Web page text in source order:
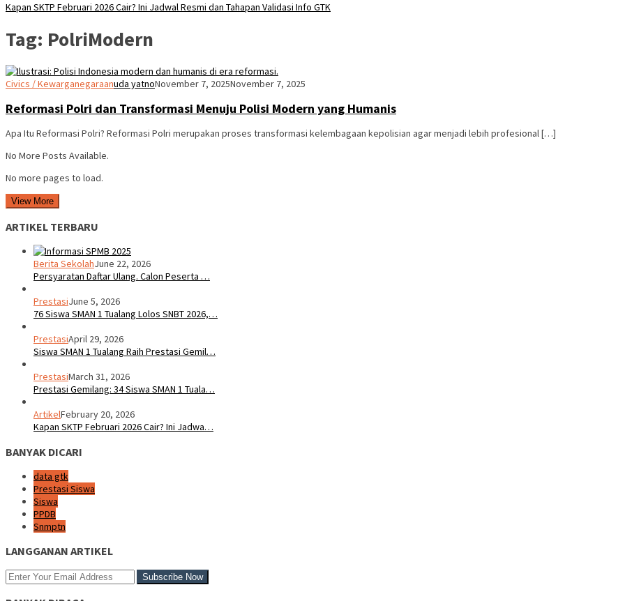
Kapan SKTP Februari 2026 Cair? Ini Jadwal Resmi dan Tahapan Validasi Info GTK
Tag: PolriModern
Civics / Kewarganegaraanuda yatnoNovember 7, 2025November 7, 2025
Reformasi Polri dan Transformasi Menuju Polisi Modern yang Humanis
Apa Itu Reformasi Polri? Reformasi Polri merupakan proses transformasi kelembagaan kepolisian agar menjadi lebih profesional […]
No More Posts Available.
No more pages to load.
View More
ARTIKEL TERBARU
Berita SekolahJune 22, 2026
Persyaratan Daftar Ulang. Calon Peserta …
PrestasiJune 5, 2026
76 Siswa SMAN 1 Tualang Lolos SNBT 2026,…
PrestasiApril 29, 2026
Siswa SMAN 1 Tualang Raih Prestasi Gemil…
PrestasiMarch 31, 2026
Prestasi Gemilang: 34 Siswa SMAN 1 Tuala…
ArtikelFebruary 20, 2026
Kapan SKTP Februari 2026 Cair? Ini Jadwa…
BANYAK DICARI
data gtk
Prestasi Siswa
Siswa
PPDB
Snmptn
LANGGANAN ARTIKEL